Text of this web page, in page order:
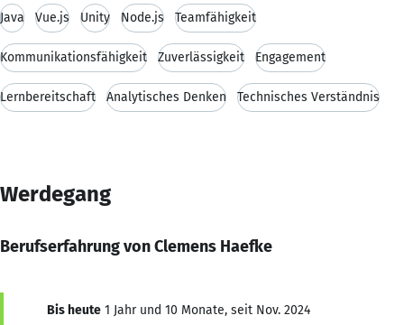
Java Vue.js Unity Node.js Teamfähigkeit
Kommunikationsfähigkeit Zuverlässigkeit Engagement
Lernbereitschaft Analytisches Denken Technisches Verständnis
Werdegang
Berufserfahrung von Clemens Haefke
Bis heute 1 Jahr und 10 Monate, seit Nov. 2024